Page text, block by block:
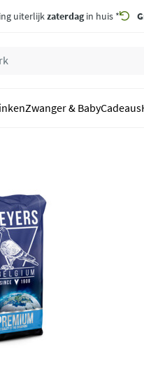
uiterlijkzaterdagin huis *
Zwanger & BabyCadeaus